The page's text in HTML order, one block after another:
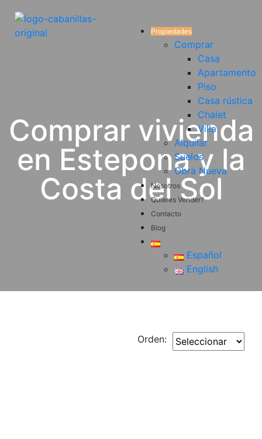
Propiedades
Comprar
Casa
Apartamento
Piso
Casa rústica
Chalet
Villa
Alquilar
Suelos
Obra Nueva
Nosotros
Quieres Vender?
Contacto
Blog
Español
English
Comprar vivienda
en Estepona y la
Costa del Sol
Orden: